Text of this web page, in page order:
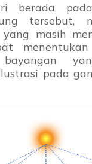
berada
tersebut,
masih
bayangan
pada